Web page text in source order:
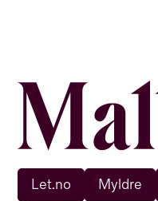
Let.no Myldre